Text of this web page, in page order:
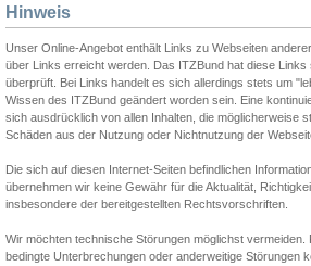
Hinweis
Unser Online-Angebot enthält Links zu Webseiten
über Links erreicht werden. Das ITZBund hat diese
überprüft. Bei Links handelt es sich allerdings stets um
Wissen des ITZBund geändert worden sein. Eine
sich ausdrücklich von allen Inhalten, die möglicherweise
Schäden aus der Nutzung oder Nichtnutzung der
Die sich auf diesen Internet-Seiten befindlichen
übernehmen wir keine Gewähr für die Aktualität,
insbesondere der bereitgestellten Rechtsvorschriften.
Wir möchten technische Störungen möglichst
bedingte Unterbrechungen oder anderweitige Störungen